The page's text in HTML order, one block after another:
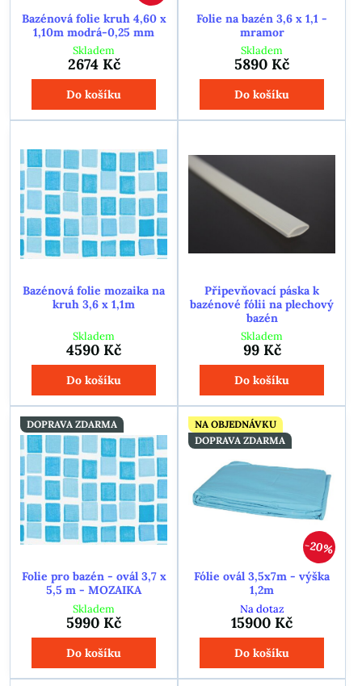
Bazénová folie kruh 4,60 x
1,10m modrá-0,25 mm
Skladem
2674 Kč
Do košíku
Folie na bazén 3,6 x 1,1 -
mramor
Skladem
5890 Kč
Do košíku
Bazénová folie mozaika na
kruh 3,6 x 1,1m
Skladem
4590 Kč
Do košíku
Připevňovací páska k
bazénové fólii na plechový
bazén
Skladem
99 Kč
Do košíku
DOPRAVA ZDARMA
Folie pro bazén - ovál 3,7 x
5,5 m - MOZAIKA
Skladem
5990 Kč
Do košíku
20%
NA OBJEDNÁVKU
DOPRAVA ZDARMA
Fólie ovál 3,5x7m - výška
1,2m
Na dotaz
15900 Kč
Do košíku